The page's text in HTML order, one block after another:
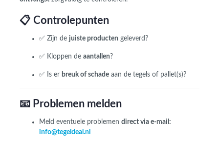
📋 Controlepunten
✅ Zijn de juiste producten geleverd?
✅ Kloppen de aantallen ?
✅ Is er breuk of schade aan de tegels of pallet(s)?
📧 Problemen melden
Meld eventuele problemen direct via e-mail:
info@tegeldeal.nl